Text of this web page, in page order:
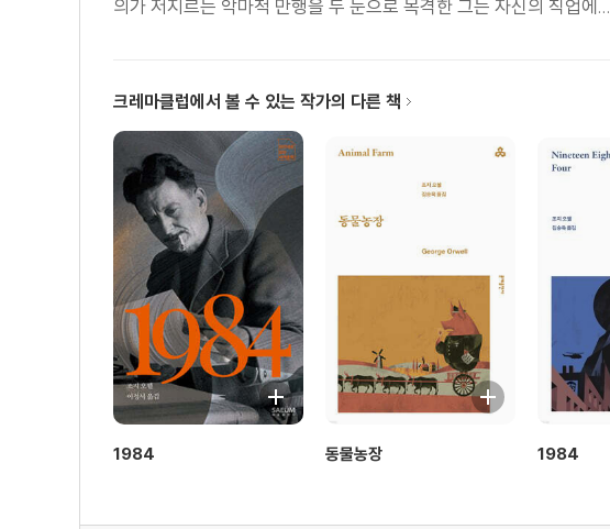
의가 저지르는 악마적 만행을 두 눈으로 목격한 그는 자신의 직업에...
크레마클럽에서 볼 수 있는 작가의 다른 책
1984 동물농장 1984